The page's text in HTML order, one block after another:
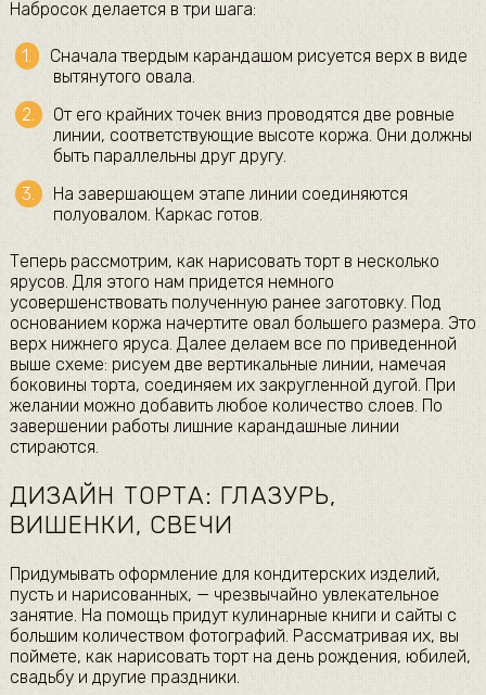
Набросок делается в три шага:
Сначала твердым карандашом рисуется верх в виде
вытянутого овала.
От его крайних точек вниз проводятся две ровные
линии, соответствующие высоте коржа. Они должны
быть параллельны друг другу.
На завершающем этапе линии соединяются
полуовалом. Каркас готов.
Теперь рассмотрим, как нарисовать торт в несколько
ярусов. Для этого нам придется немного
усовершенствовать полученную ранее заготовку. Под
основанием коржа начертите овал большего размера. Это
верх нижнего яруса. Далее делаем все по приведенной
выше схеме: рисуем две вертикальные линии, намечая
боковины торта, соединяем их закругленной дугой. При
желании можно добавить любое количество слоев. По
завершении работы лишние карандашные линии
стираются.
ДИЗАЙН ТОРТА: ГЛАЗУРЬ,
ВИШЕНКИ, СВЕЧИ
Придумывать оформление для кондитерских изделий,
пусть и нарисованных, — чрезвычайно увлекательное
занятие. На помощь придут кулинарные книги и сайты с
большим количеством фотографий. Рассматривая их, вы
поймете, как нарисовать торт на день рождения, юбилей,
свадьбу и другие праздники.